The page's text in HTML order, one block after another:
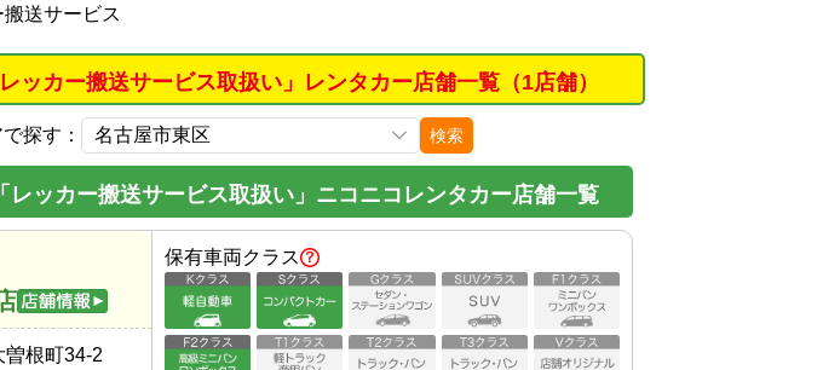
搬送サービス
ッカー搬送サービス取扱い」レンタカー店舗一覧（1店舗）
探す： 検索
レッカー搬送サービス取扱い」ニコニコレンタカー店舗一覧
根町34-2
保有車両クラス